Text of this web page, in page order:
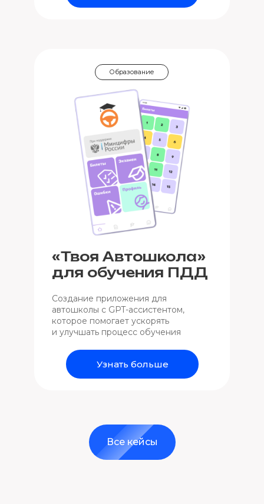
Образование
Создание приложения для
автошколы с GPT-ассистентом,
которое помогает ускорять
и улучшать процесс обучения
«Твоя Автошкола»
для обучения ПДД
Узнать больше
Все кейсы